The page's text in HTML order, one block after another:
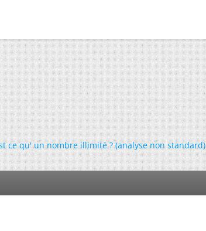
ce qu' un nombre illimité ? (analyse non standard)